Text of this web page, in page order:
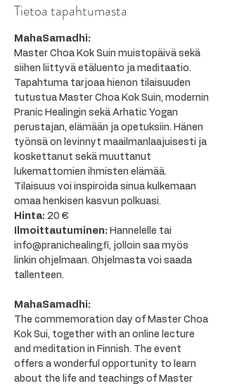
Tietoa tapahtumasta
MahaSamadhi:
Master Choa Kok Suin muistopäivä sekä
siihen liittyvä etäluento ja meditaatio.
Tapahtuma tarjoaa hienon tilaisuuden
tutustua Master Choa Kok Suin, modernin
Pranic Healingin sekä Arhatic Yogan
perustajan, elämään ja opetuksiin. Hänen
työnsä on levinnyt maailmanlaajuisesti ja
koskettanut sekä muuttanut
lukemattomien ihmisten elämää.
Tilaisuus voi inspiroida sinua kulkemaan
omaa henkisen kasvun polkuasi.
Hinta: 20 €
Ilmoittautuminen: Hannelelle tai
info@pranichealing.fi, jolloin saa myös
linkin ohjelmaan. Ohjelmasta voi saada
tallenteen.
MahaSamadhi:
The commemoration day of Master Choa
Kok Sui, together with an online lecture
and meditation in Finnish. The event
offers a wonderful opportunity to learn
about the life and teachings of Master